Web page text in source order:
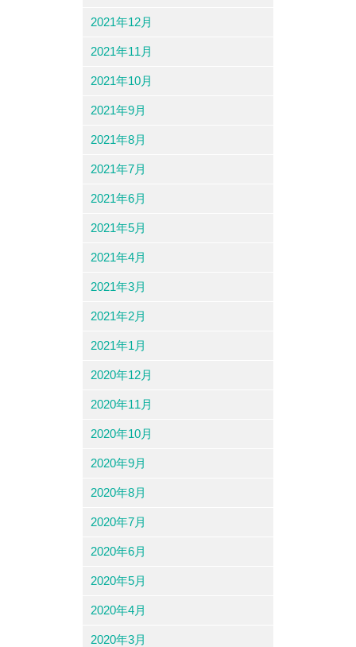
2021年12月
2021年11月
2021年10月
2021年9月
2021年8月
2021年7月
2021年6月
2021年5月
2021年4月
2021年3月
2021年2月
2021年1月
2020年12月
2020年11月
2020年10月
2020年9月
2020年8月
2020年7月
2020年6月
2020年5月
2020年4月
2020年3月